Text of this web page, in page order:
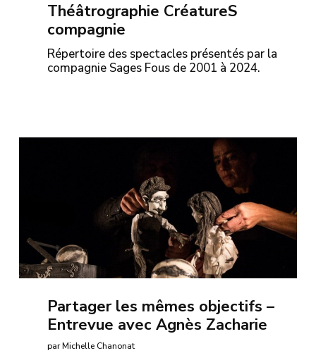
Théâtrographie CréatureS
compagnie
Répertoire des spectacles présentés par la
compagnie Sages Fous de 2001 à 2024.
Partager les mêmes objectifs –
Entrevue avec Agnès Zacharie
par Michelle Chanonat